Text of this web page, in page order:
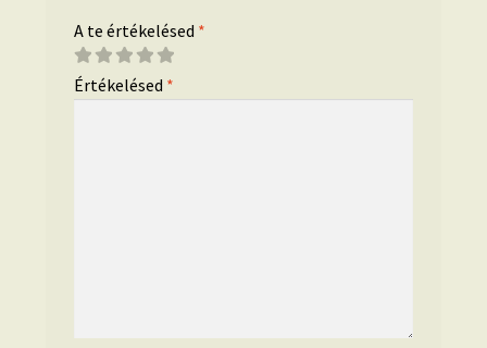
A te értékelésed *
Értékelésed *